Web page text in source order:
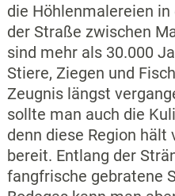
die Höhlenmalereien
der Straße zwischen
sind mehr als 30.000
Stiere, Ziegen und
Zeugnis längst
sollte man auch die
denn diese Region
bereit. Entlang der
fangfrische gebratene